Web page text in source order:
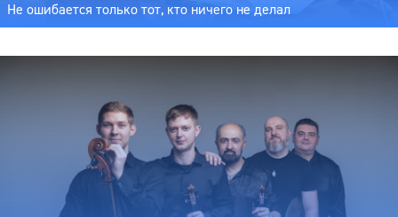
Не ошибается только тот, кто ничего не делал